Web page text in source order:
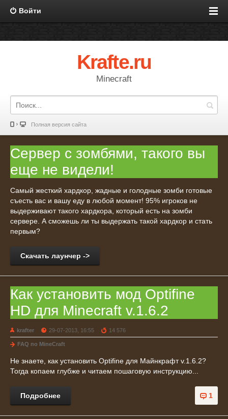
Войти
Krafte.ru
Minecraft
Полная версия сайта
Сервер с зомбями, такого вы
еще не видели!
Самый жесткий хардкор, жадные и голодные зомби готовые
съесть вас и вашу еду в любой момент! 95% игроков не
выдерживают такого хардкора, который есть на зомби
сервере. А сможешь ли ты выдержать такой хардкор и стать
первым?
Скачать лаунчер ->
Как установить мод Optifine
HD для Minecraft v.1.6.2
krafter 29-07-2013, 16:55 14 576
FAQ по MineCraft
Не знаете, как установить Optifine для Майнкрафт v.1.6.2?
Тогда копаем глубже и читаем пошаговую инструкцию...
1
Подробнее